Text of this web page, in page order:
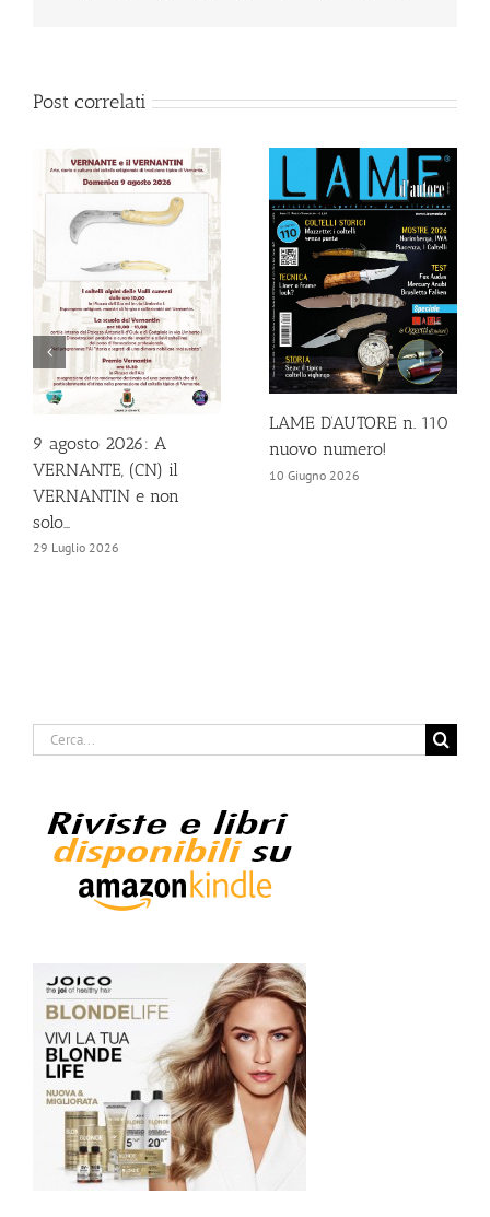
Post correlati
9 agosto 2026: A
VERNANTE, (CN) il
VERNANTIN e non
solo…
29 Luglio 2026
LAME D’AUTORE n. 110
nuovo numero!
10 Giugno 2026
Cerca